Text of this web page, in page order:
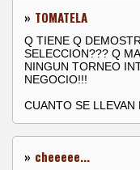
» TOMATELA
Q TIENE Q
SELECCION??? Q
NINGUN TORNEO
NEGOCIO!!!
CUANTO SE
» cheeeee...